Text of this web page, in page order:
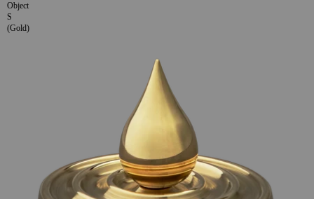
Object
S
(Gold)